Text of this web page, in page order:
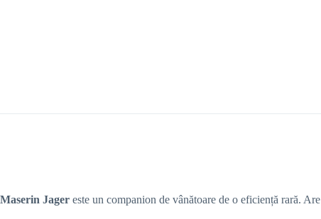
Maserin Jager este un companion de vânătoare de o eficiență rară. Are